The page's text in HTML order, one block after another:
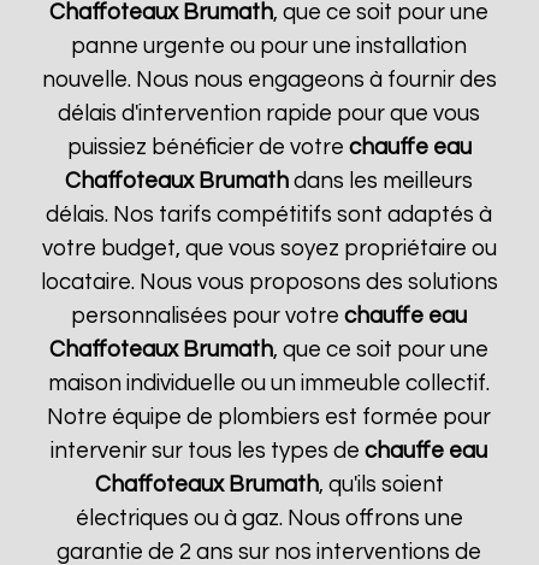
Chaffoteaux Brumath, que ce soit pour une
panne urgente ou pour une installation
nouvelle. Nous nous engageons à fournir des
délais d'intervention rapide pour que vous
puissiez bénéficier de votre chauffe eau
Chaffoteaux Brumath dans les meilleurs
délais. Nos tarifs compétitifs sont adaptés à
votre budget, que vous soyez propriétaire ou
locataire. Nous vous proposons des solutions
personnalisées pour votrechauffe eau
Chaffoteaux Brumath, que ce soit pour une
maison individuelle ou un immeuble collectif.
Notre équipe de plombiers est formée pour
intervenir sur tous les types dechauffe eau
Chaffoteaux Brumath, qu'ils soient
électriques ou à gaz. Nous offrons une
garantie de 2 ans sur nos interventions de